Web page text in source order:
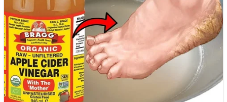
Covid-19: 755 de cazuri
noi în România
Răcitor de apă CW5000
pentru freze cu laser fără
metale